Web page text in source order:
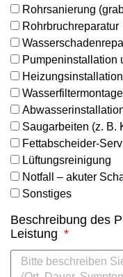
Rohrsanierung
Rohrbruchreparatur
Pumpeninstallation
Heizungsinstallation
Wasserfiltermontage
Saugarbeiten (z. B.
Fettabscheider-
Lüftungsreinigung
Notfall – akuter
Sonstiges
Beschreibung des
Leistung